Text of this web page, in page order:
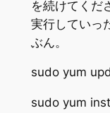
を続けてくだ
実行していっ
ぶん。
sudo yum
sudo yum